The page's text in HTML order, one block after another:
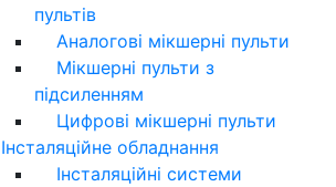
пультів
Аналогові мікшерні пульти
Мікшерні пульти з
підсиленням
Цифрові мікшерні пульти
Інсталяційне обладнання
Інсталяційні системи